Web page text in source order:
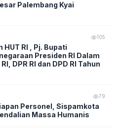
Palembang Kyai
105
RI , Pj. Bupati
Presiden RI Dalam
DPR RI dan DPD RI Tahun
79
Personel, Sispamkota
Massa Humanis